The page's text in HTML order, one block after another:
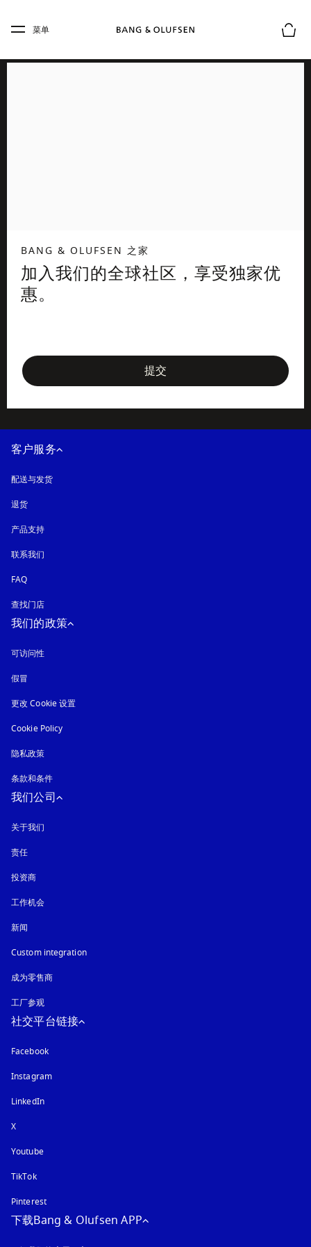
Skip to main footer
菜单
BANG & OLUFSEN 之家
加入我们的全球社区，享受独家优
惠。
提交
客户服务
配送与发货
退货
产品支持
联系我们
FAQ
查找门店
我们的政策
可访问性
假冒
更改 Cookie 设置
Cookie Policy
隐私政策
条款和条件
我们公司
关于我们
责任
投资商
工作机会
新闻
Custom integration
成为零售商
工厂参观
社交平台链接
Facebook
Instagram在新选项卡中打开
LinkedIn
X
Youtube在新选项卡中打开
TikTok
Pinterest
下载Bang & Olufsen APP